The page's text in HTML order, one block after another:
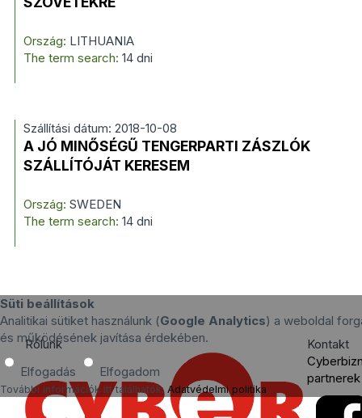
Ország: LITHUANIA
The term search: 14 dni
Szállítási dátum: 2018-10-08
A JÓ MINŐSÉGŰ TENGERPARTI ZÁSZLÓK
SZÁLLÍTÓJÁT KERESEM
Ország: SWEDEN
The term search: 14 dni
Süti beállítások
Analitikai sütiket használunk (Google Analytics) a weboldal
és működésének javítása érdekében.
Elfogadás Elfogadom
További információk itt találhatók: Adatvédelmi politika.
Rólunk
Kontakt
partnerek